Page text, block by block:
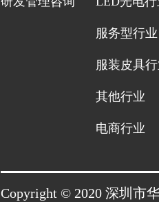
服务型行业
服装皮具
其他行业
电商行业
Copyright © 2020 深圳市